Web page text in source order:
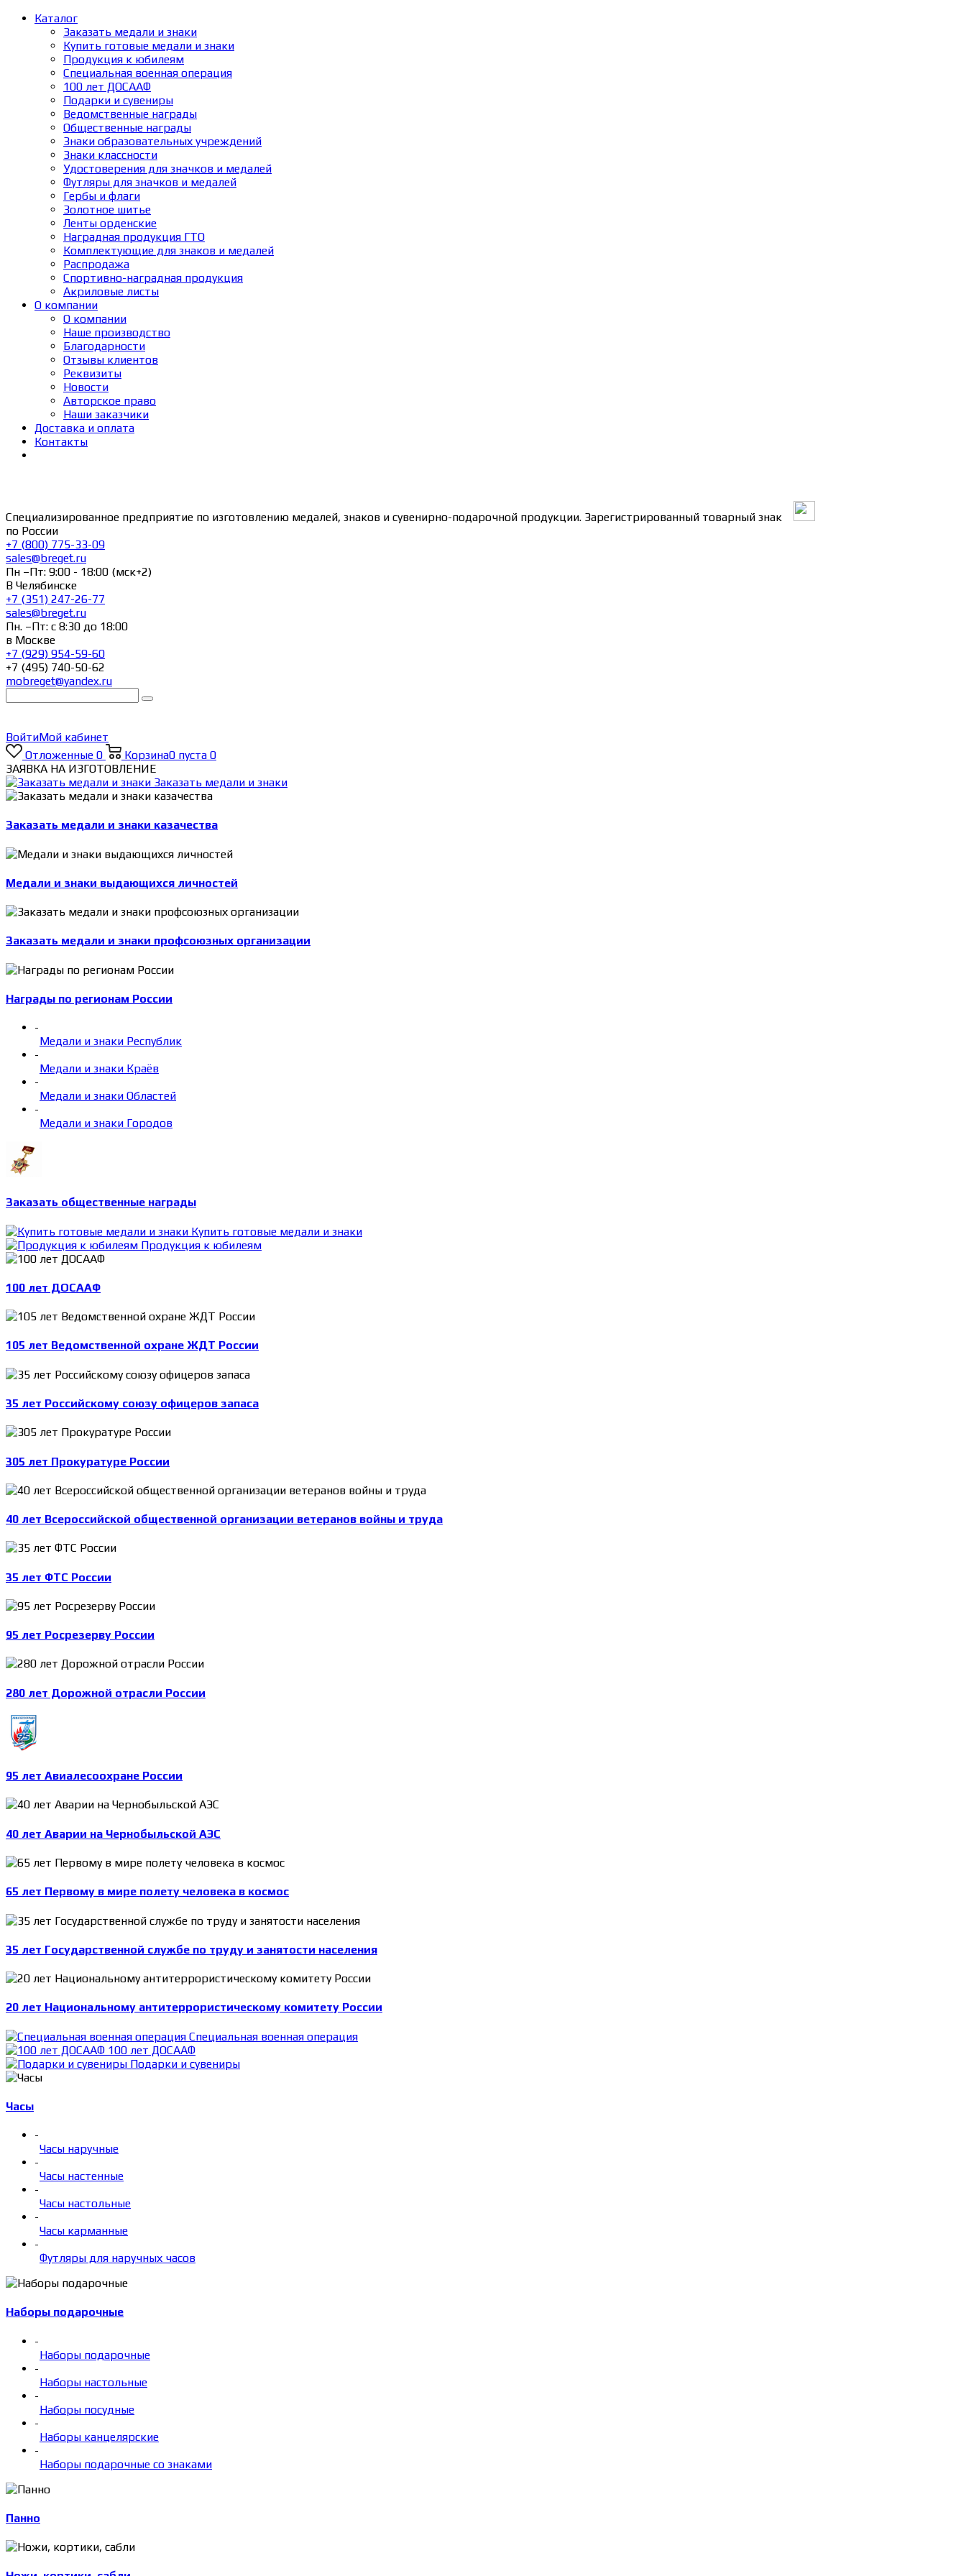
Каталог
Заказать медали и знаки
Купить готовые медали и знаки
Продукция к юбилеям
Специальная военная операция
100 лет ДОСААФ
Подарки и сувениры
Ведомственные награды
Общественные награды
Знаки образовательных учреждений
Знаки классности
Удостоверения для значков и медалей
Футляры для значков и медалей
Гербы и флаги
Золотное шитье
Ленты орденские
Наградная продукция ГТО
Комплектующие для знаков и медалей
Распродажа
Спортивно-наградная продукция
Акриловые листы
О компании
О компании
Наше производство
Благодарности
Отзывы клиентов
Реквизиты
Новости
Авторское право
Наши заказчики
Доставка и оплата
Контакты
Специализированное предприятие по изготовлению медалей, знаков и сувенирно-подарочной продукции. Зарегистрированный товарный знак
по России
+7 (800) 775-33-09
sales@breget.ru
Пн –Пт: 9:00 - 18:00 (мск+2)
В Челябинске
+7 (351) 247-26-77
sales@breget.ru
Пн. –Пт: с 8:30 до 18:00
в Москве
+7 (929) 954-59-60
+7 (495) 740-50-62
mobreget@yandex.ru
ВойтиМой кабинет
Отложенные 0 Корзина0 пуста 0
ЗАЯВКА НА ИЗГОТОВЛЕНИЕ
Заказать медали и знаки
Заказать медали и знаки казачества
Медали и знаки выдающихся личностей
Заказать медали и знаки профсоюзных организации
Награды по регионам России
-
Медали и знаки Республик
-
Медали и знаки Краёв
-
Медали и знаки Областей
-
Медали и знаки Городов
Заказать общественные награды
Купить готовые медали и знаки
Продукция к юбилеям
100 лет ДОСААФ
105 лет Ведомственной охране ЖДТ России
35 лет Российскому союзу офицеров запаса
305 лет Прокуратуре России
40 лет Всероссийской общественной организации ветеранов войны и труда
35 лет ФТС России
95 лет Росрезерву России
280 лет Дорожной отрасли России
95 лет Авиалесоохране России
40 лет Аварии на Чернобыльской АЭС
65 лет Первому в мире полету человека в космос
35 лет Государственной службе по труду и занятости населения
20 лет Национальному антитеррористическому комитету России
Специальная военная операция
100 лет ДОСААФ
Подарки и сувениры
Часы
-
Часы наручные
-
Часы настенные
-
Часы настольные
-
Часы карманные
-
Футляры для наручных часов
Наборы подарочные
-
Наборы подарочные
-
Наборы настольные
-
Наборы посудные
-
Наборы канцелярские
-
Наборы подарочные со знаками
Панно